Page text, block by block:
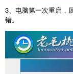
3、电脑第一次重启，
错。